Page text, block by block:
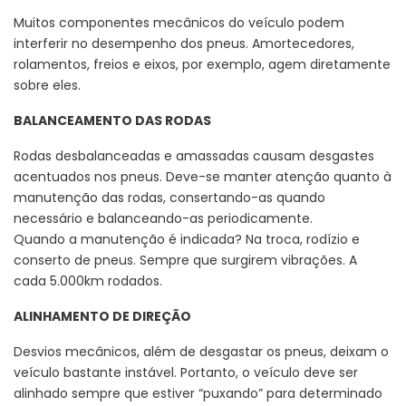
Muitos componentes mecânicos do veículo podem
interferir no desempenho dos pneus. Amortecedores,
rolamentos, freios e eixos, por exemplo, agem diretamente
sobre eles.
BALANCEAMENTO DAS RODAS
Rodas desbalanceadas e amassadas causam desgastes
acentuados nos pneus. Deve-se manter atenção quanto à
manutenção das rodas, consertando-as quando
necessário e balanceando-as periodicamente.
Quando a manutenção é indicada? Na troca, rodízio e
conserto de pneus. Sempre que surgirem vibrações. A
cada 5.000km rodados.
ALINHAMENTO DE DIREÇÃO
Desvios mecânicos, além de desgastar os pneus, deixam o
veículo bastante instável. Portanto, o veículo deve ser
alinhado sempre que estiver “puxando” para determinado